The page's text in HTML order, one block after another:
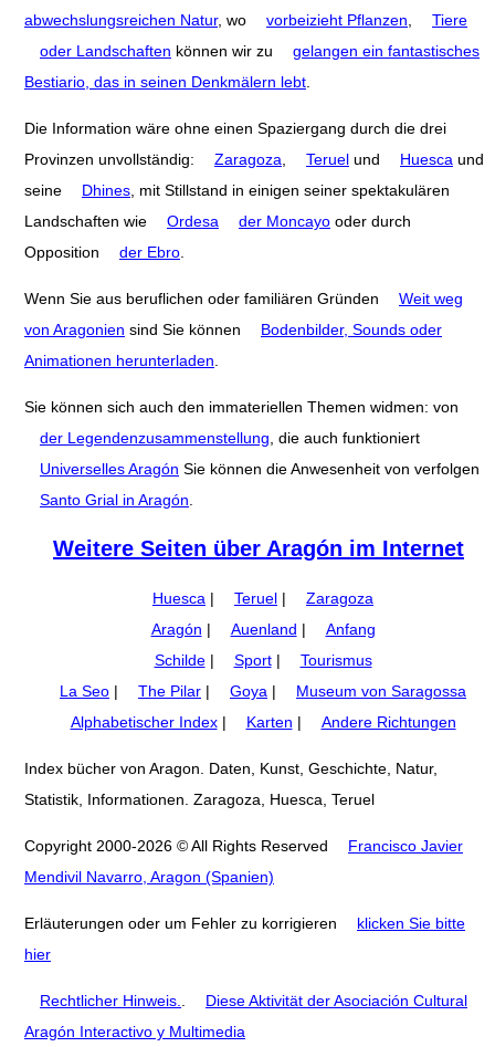
abwechslungsreichen Natur, wo vorbeizieht Pflanzen
Tiere
oder Landschaften können wir zu
gelangen ein fantastisches
Bestiario, das in seinen Denkmälern lebt
Die Information wäre ohne einen Spaziergang durch die drei
Provinzen unvollständig:
Zaragoza Teruel und Huesca und
seine
Dhines , mit Stillstand in einigen seiner spektakulären
Landschaften wie
Ordesa der Moncayo oder durch
Opposition
der Ebro
Wenn Sie aus beruflichen oder familiären Gründen
Weit weg
von Aragonien sind Sie können
Bodenbilder, Sounds oder
Animationen herunterladen
Sie können sich auch den immateriellen Themen widmen: von
der Legendenzusammenstellung , die auch funktioniert
Universelles Aragón Sie können die Anwesenheit von verfolgen
Santo Grial in Aragón
Weitere Seiten über Aragón im Internet
Huesca | Teruel |
Zaragoza
Aragón | Auenland |
Anfang
Schilde| Sport|
Tourismus
La Seo | The Pilar | Goya |
Museum von Saragossa
Alphabetischer Index| Karten | Andere Richtungen
Index bücher von Aragon. Daten, Kunst, Geschichte, Natur,
Statistik, Informationen. Zaragoza, Huesca, Teruel
Copyright 2000-2026 © All Rights Reserved
Francisco Javier
Mendivil Navarro, Aragon (Spanien)
Erläuterungen oder um Fehler zu korrigieren
klicken Sie bitte
hier
Rechtlicher Hinweis.
Diese Aktivität der Asociación Cultural
Aragón Interactivo y Multimedia